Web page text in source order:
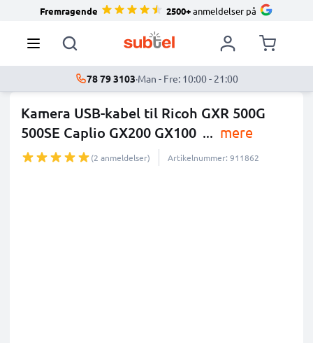
Fremragende 2500+anmeldelser på
78 79 3103·Man - Fre: 10:00 - 21:00
Kamera USB-kabel til Ricoh GXR 500G
500SE Caplio GX200 GX100 ... mere
(2 anmeldelser) Artikelnummer: 911862